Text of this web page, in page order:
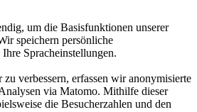
um die Basisfunktionen unserer
speichern persönliche
Spracheinstellungen.
verbessern, erfassen wir anonymisierte
via Matomo. Mithilfe dieser
die Besucherzahlen und den